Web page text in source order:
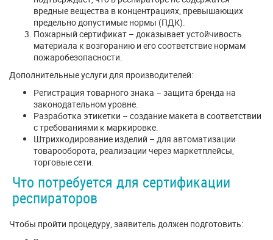
вредные вещества в концентрациях, превышающих
предельно допустимые нормы (ПДК).
Пожарный сертификат – доказывает устойчивость
материала к возгоранию и его соответствие нормам
пожаробезопасности.
Дополнительные услуги для производителей:
Регистрация товарного знака – защита бренда на
законодательном уровне.
Разработка этикетки – создание макета в соответствии
с требованиями к маркировке.
Штрихкодирование изделий – для автоматизации
товарооборота, реализации через маркетплейсы,
торговые сети.
Что потребуется для сертификации
респираторов
Чтобы пройти процедуру, заявитель должен подготовить: